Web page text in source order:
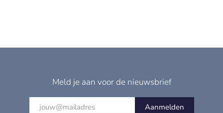
Meld je aan voor de nieuwsbrief
Aanmelden